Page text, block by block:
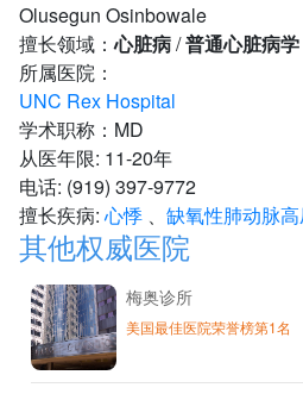
Olusegun Osinbowale
擅长领域：心脏病/普通心脏病学
所属医院：
UNC Rex Hospital
学术职称：MD
从医年限: 11-20年
电话: (919) 397-9772
擅长疾病: 心悸 、 缺氧性肺动脉
其他权威医院
梅奥诊所
美国最佳医院荣誉榜第1名